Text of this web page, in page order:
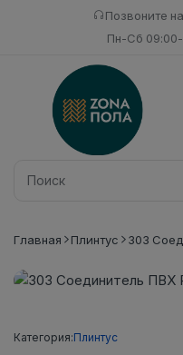
Позвоните
Пн-Сб 09:00-
Главная Плинтус 303
Категория:Плинтус